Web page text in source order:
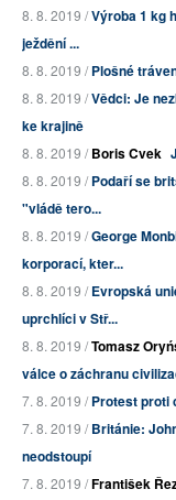
8. 8. 2019 /Výroba 1 kg
ježdění ...
8. 8. 2019 /Plošné
8. 8. 2019 /Vědci: Je
ke krajině
8. 8. 2019 /Boris Cvek
8. 8. 2019 /Podaří se
"vládě tero...
8. 8. 2019 /George
korporací, kter...
8. 8. 2019 /Evropská
uprchlíci v Stř...
8. 8. 2019 /Tomasz
válce o záchranu
7. 8. 2019 /Protest proti
7. 8. 2019 /Británie:
neodstoupí
7. 8. 2019 /František